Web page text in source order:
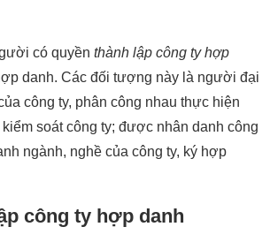
có quyền thành lập công ty hợp
danh. Các đối tượng này là người đại
công ty, phân công nhau thực hiện
soát công ty; được nhân danh công
ngành, nghề của công ty, ký hợp
công ty hợp danh